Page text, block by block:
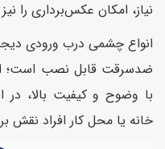
نیاز، امکان عکس‌برداری را
انواع چشمی درب ورودی
ضدسرقت قابل نصب است؛
با وضوح و کیفیت بالا،
خانه یا محل کار افراد نقش